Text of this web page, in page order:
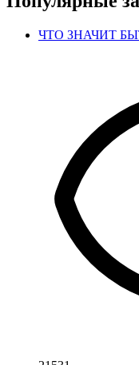
ЧТО ЗНАЧИТ